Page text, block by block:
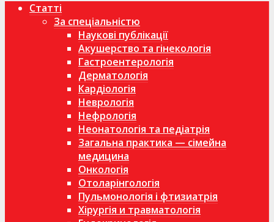
Статті
За спеціальністю
Наукові публікації
Акушерство та гінекологія
Гастроентерологія
Дерматологія
Кардіологія
Неврологія
Нефрологія
Неонатологія та педіатрія
Загальна практика — сімейна
медицина
Онкологія
Отоларінгологія
Пульмонологія і фтизиатрія
Хірургія и травматологія